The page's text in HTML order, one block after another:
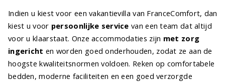
Indien u kiest voor een vakantievilla van FranceComfort, dan
kiest u voor persoonlijke service van een team dat altijd
voor u klaarstaat. Onze accommodaties zijn met zorg
ingericht en worden goed onderhouden, zodat ze aan de
hoogste kwaliteitsnormen voldoen. Reken op comfortabele
bedden, moderne faciliteiten en een goed verzorgde